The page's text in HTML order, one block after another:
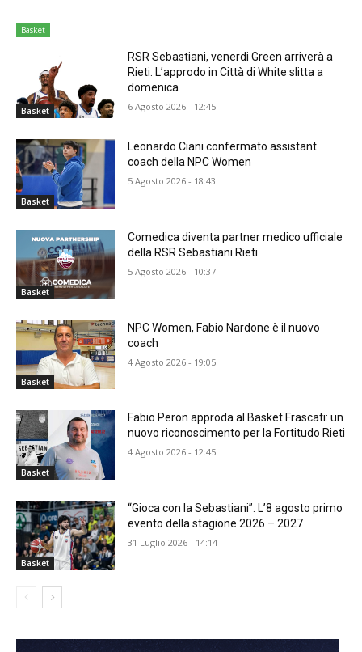
Basket
Basket
RSR Sebastiani, venerdi Green arriverà a
Rieti. L’approdo in Città di White slitta a
domenica
6 Agosto 2026 - 12:45
Basket
Leonardo Ciani confermato assistant
coach della NPC Women
5 Agosto 2026 - 18:43
Basket
Comedica diventa partner medico ufficiale
della RSR Sebastiani Rieti
5 Agosto 2026 - 10:37
Basket
NPC Women, Fabio Nardone è il nuovo
coach
4 Agosto 2026 - 19:05
Basket
Fabio Peron approda al Basket Frascati: un
nuovo riconoscimento per la Fortitudo Rieti
4 Agosto 2026 - 12:45
Basket
“Gioca con la Sebastiani”. L’8 agosto primo
evento della stagione 2026 – 2027
31 Luglio 2026 - 14:14